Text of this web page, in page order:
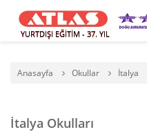
YURTDIŞI EĞİTİM - 37. YIL
Anasayfa Okullar İtalya
İtalya Okulları